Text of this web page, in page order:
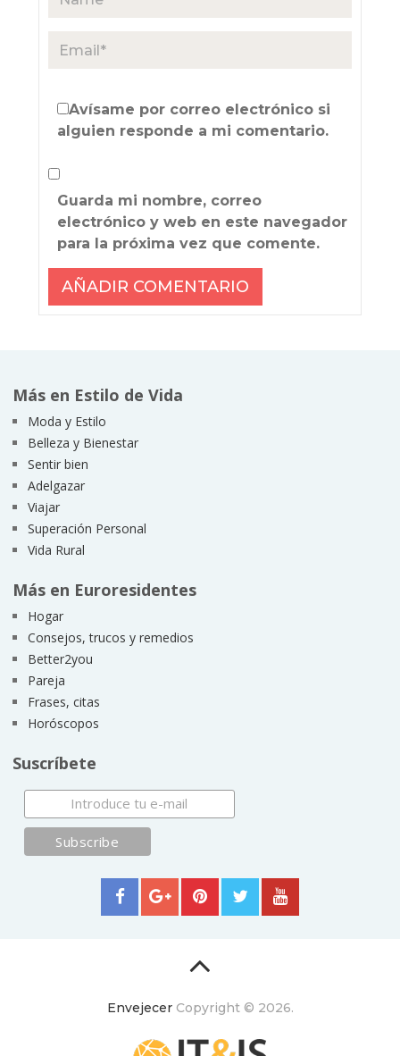
Avísame por correo electrónico si
alguien responde a mi comentario.
Guarda mi nombre, correo
electrónico y web en este navegador
para la próxima vez que comente.
Más en Estilo de Vida
Moda y Estilo
Belleza y Bienestar
Sentir bien
Adelgazar
Viajar
Superación Personal
Vida Rural
Más en Euroresidentes
Hogar
Consejos, trucos y remedios
Better2you
Pareja
Frases, citas
Horóscopos
Suscríbete
EnvejecerCopyright © 2026.